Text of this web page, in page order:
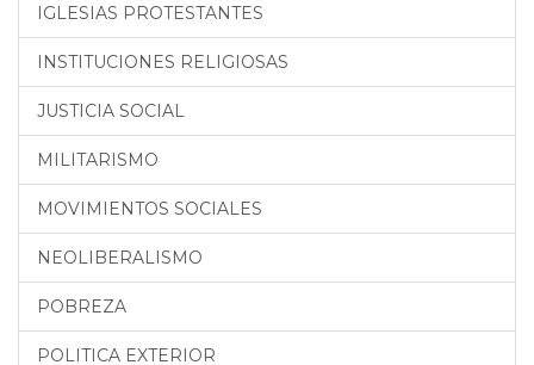
IGLESIAS PROTESTANTES
INSTITUCIONES RELIGIOSAS
JUSTICIA SOCIAL
MILITARISMO
MOVIMIENTOS SOCIALES
NEOLIBERALISMO
POBREZA
POLITICA EXTERIOR